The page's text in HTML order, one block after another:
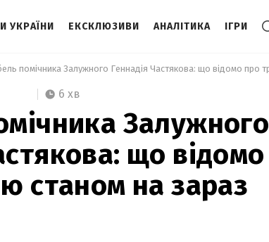
УКРАЇНИ ЕКСКЛЮЗИВИ АНАЛІТИКА ІГРИ
6 хв
Залужного
що відомо
станом на зараз